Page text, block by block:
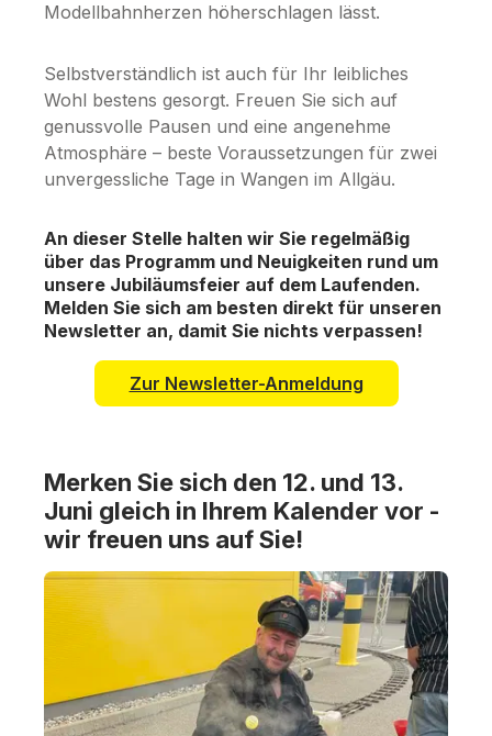
Modellbahnherzen höherschlagen lässt.
Selbstverständlich ist auch für Ihr leibliches
Wohl bestens gesorgt. Freuen Sie sich auf
genussvolle Pausen und eine angenehme
Atmosphäre – beste Voraussetzungen für zwei
unvergessliche Tage in Wangen im Allgäu.
An dieser Stelle halten wir Sie regelmäßig
über das Programm und Neuigkeiten rund um
unsere Jubiläumsfeier auf dem Laufenden.
Melden Sie sich am besten direkt für unseren
Newsletter an, damit Sie nichts verpassen!
Zur Newsletter-Anmeldung
Merken Sie sich den 12. und 13.
Juni gleich in Ihrem Kalender vor -
wir freuen uns auf Sie!